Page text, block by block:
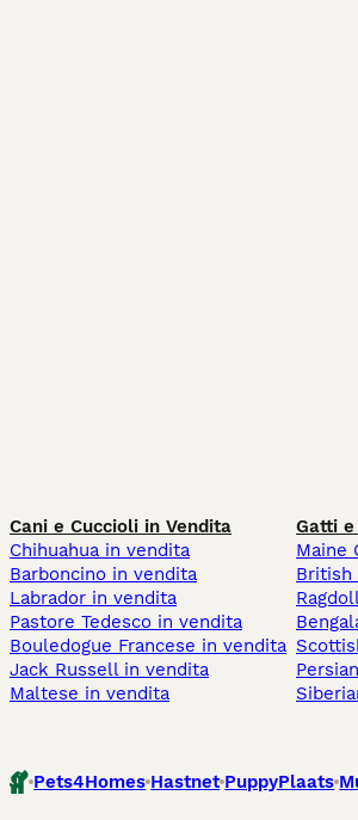
Cani e Cuccioli in Vendita
Chihuahua in vendita
Barboncino in vendita
Labrador in vendita
Pastore Tedesco in vendita
Bouledogue Francese in vendita
Jack Russell in vendita
Maltese in vendita
Gatti
Maine
British
Pets4Homes Hastnet PuppyPlaats